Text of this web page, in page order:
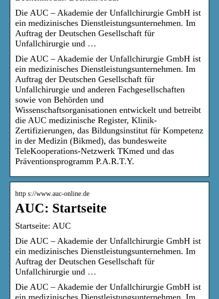
Die AUC – Akademie der Unfallchirurgie GmbH ist
ein medizinisches Dienstleistungsunternehmen. Im
Auftrag der Deutschen Gesellschaft für
Unfallchirurgie und …
Die AUC – Akademie der Unfallchirurgie GmbH ist
ein medizinisches Dienstleistungsunternehmen. Im
Auftrag der Deutschen Gesellschaft für
Unfallchirurgie und anderen Fachgesellschaften
sowie von Behörden und
Wissenschaftsorganisationen entwickelt und betreibt
die AUC medizinische Register, Klinik-
Zertifizierungen, das Bildungsinstitut für Kompetenz
in der Medizin (Bikmed), das bundesweite
TeleKooperations-Netzwerk TKmed und das
Präventionsprogramm P.A.R.T.Y.
http s://www.auc-online.de
AUC: Startseite
Startseite: AUC
Die AUC – Akademie der Unfallchirurgie GmbH ist
ein medizinisches Dienstleistungsunternehmen. Im
Auftrag der Deutschen Gesellschaft für
Unfallchirurgie und …
Die AUC – Akademie der Unfallchirurgie GmbH ist
ein medizinisches Dienstleistungsunternehmen. Im